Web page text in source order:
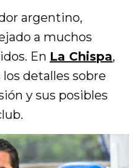
argentino,
a muchos
En La Chispa,
detalles sobre
y sus posibles